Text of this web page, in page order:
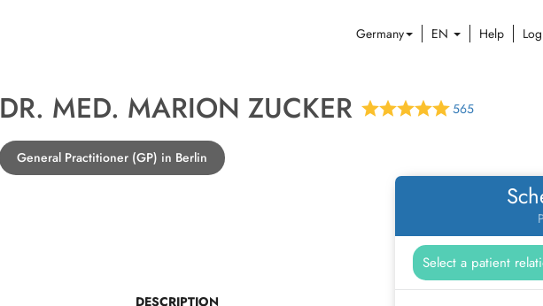
Germany EN Help
DR. MED. MARION ZUCKER 565
General Practitioner (GP) in Berlin
DESCRIPTION